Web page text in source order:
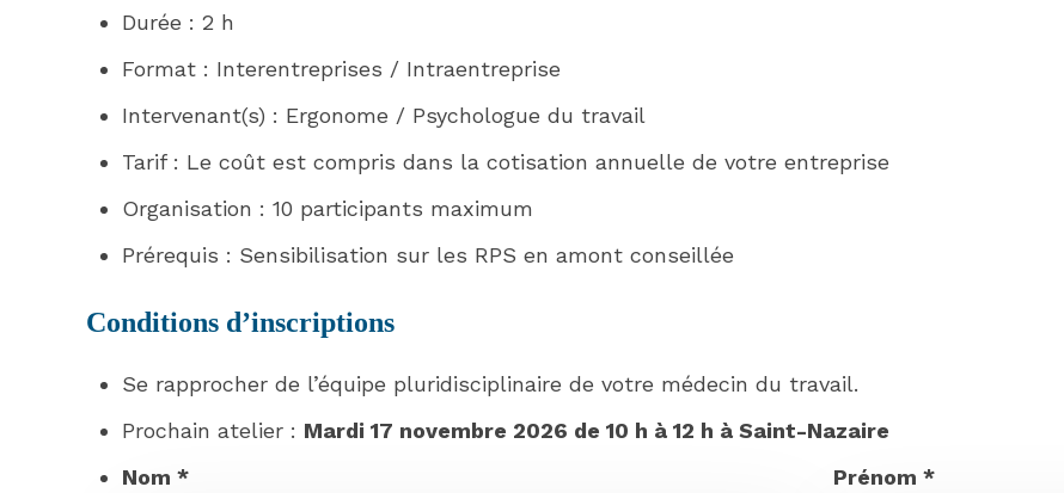
Durée : 2 h
Format : Interentreprises / Intraentreprise
Intervenant(s) : Ergonome / Psychologue du travail
Tarif : Le coût est compris dans la cotisation annuelle de votre entreprise
Organisation : 10 participants maximum
Prérequis : Sensibilisation sur les RPS en amont conseillée
Conditions d’inscriptions
Se rapprocher de l’équipe pluridisciplinaire de votre médecin du travail.
Prochain atelier : Mardi 17 novembre 2026 de 10 h à 12 h à Saint-Nazaire
Nom * Prénom *